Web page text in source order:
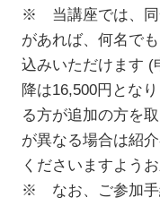
※ 当講座では、同
があれば、何名で
込みいただけます (
降は16,500円とな
る方が追加の方を
が異なる場合は紹
くださいますよう
※ なお、ご参加手